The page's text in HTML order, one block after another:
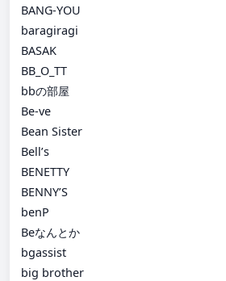
BANG-YOU
baragiragi
BASAK
BB_O_TT
bbの部屋
Be-ve
Bean Sister
Bell’s
BENETTY
BENNY’S
benP
Beなんとか
bgassist
big brother